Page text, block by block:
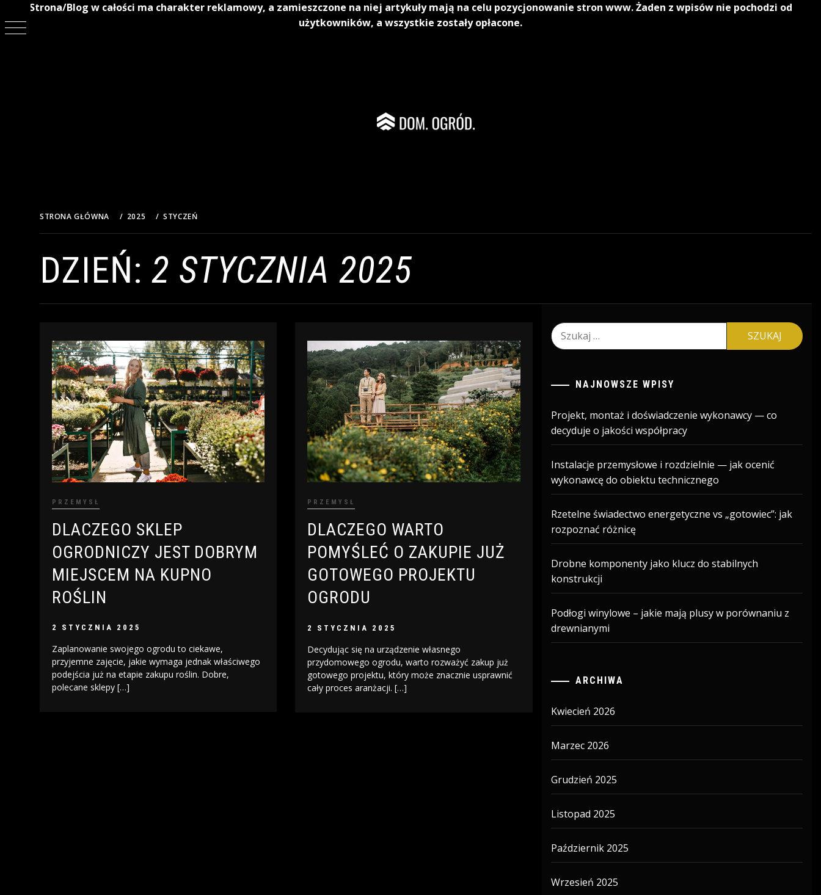
Strona/Blog w całości ma charakter reklamowy, a zamieszczone na niej artykuły mają na celu pozycjonowanie stron www. Żaden z wpisów nie pochodzi od
użytkowników, a wszystkie zostały opłacone.
Przejdź
STRONA GŁÓWNA 2025 STYCZEŃ
DZIEŃ: 2 STYCZNIA 2025
PRZEMYSŁ
DLACZEGO SKLEP
OGRODNICZY JEST DOBRYM
MIEJSCEM NA KUPNO
ROŚLIN
2 STYCZNIA 2025
Zaplanowanie swojego ogrodu to ciekawe,
przyjemne zajęcie, jakie wymaga jednak właściwego
podejścia już na etapie zakupu roślin. Dobre,
polecane sklepy […]
PRZEMYSŁ
DLACZEGO WARTO
POMYŚLEĆ O ZAKUPIE JUŻ
GOTOWEGO PROJEKTU
OGRODU
2 STYCZNIA 2025
Decydując się na urządzenie własnego
przydomowego ogrodu, warto rozważyć zakup już
gotowego projektu, który może znacznie usprawnić
cały proces aranżacji. […]
Szukaj:
NAJNOWSZE WPISY
Projekt, montaż i doświadczenie wykonawcy — co
decyduje o jakości współpracy
Instalacje przemysłowe i rozdzielnie — jak ocenić
wykonawcę do obiektu technicznego
Rzetelne świadectwo energetyczne vs „gotowiec”: jak
rozpoznać różnicę
Drobne komponenty jako klucz do stabilnych
konstrukcji
Podłogi winylowe – jakie mają plusy w porównaniu z
drewnianymi
ARCHIWA
Kwiecień 2026
Marzec 2026
Grudzień 2025
Listopad 2025
Październik 2025
Wrzesień 2025